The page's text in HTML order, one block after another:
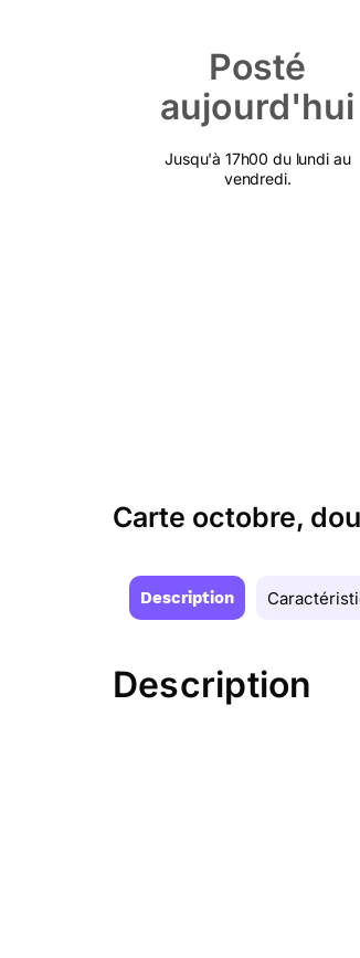
Posté
aujourd'hui
Jusqu'à 17h00 du lundi au
vendredi.
Carte octobre,
Description
Description